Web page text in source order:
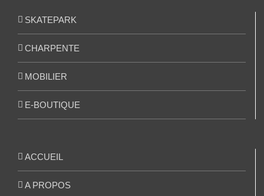
SKATEPARK
CHARPENTE
MOBILIER
E-BOUTIQUE
ACCUEIL
A PROPOS